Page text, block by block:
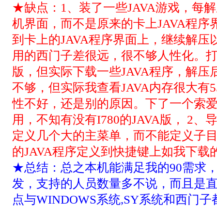
★缺点：1、装了一些JAVA游戏，每
机界面，而不是原来的卡上JAVA程序
到卡上的JAVA程序界面上，继续解压
用的西门子差很远，很不够人性化。
版，但实际下载一些JAVA程序，解压
不够，但实际我查看JAVA内存很大有
性不好，还是别的原因。下了一个索
用，不知有没有I780的JAVA版， 2、
定义几个大的主菜单，而不能定义子
的JAVA程序定义到快捷键上如我下载
★总结：总之本机能满足我的90需求
发，支持的人员数量多不说，而且是
点与WINDOWS系统,SY系统和西门子